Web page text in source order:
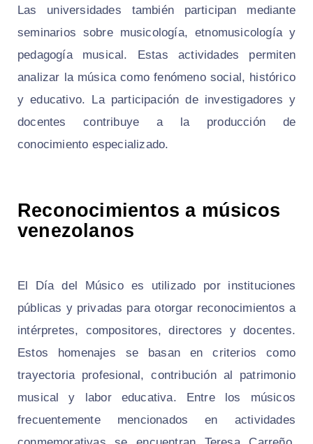
Las universidades también participan mediante
seminarios sobre musicología, etnomusicología y
pedagogía musical. Estas actividades permiten
analizar la música como fenómeno social, histórico
y educativo. La participación de investigadores y
docentes contribuye a la producción de
conocimiento especializado.
Reconocimientos a músicos
venezolanos
El Día del Músico es utilizado por instituciones
públicas y privadas para otorgar reconocimientos a
intérpretes, compositores, directores y docentes.
Estos homenajes se basan en criterios como
trayectoria profesional, contribución al patrimonio
musical y labor educativa. Entre los músicos
frecuentemente mencionados en actividades